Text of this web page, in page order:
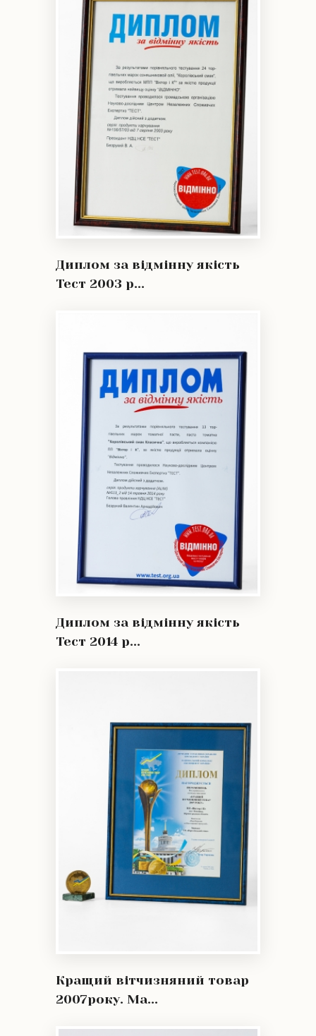
Диплом за відмінну якість
Тест 2003 р...
Диплом за відмінну якість
Тест 2014 р...
Кращий вітчизняний товар
2007року. Ма...